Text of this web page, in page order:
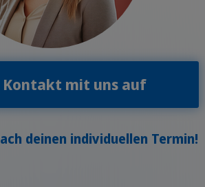
Kontakt mit uns auf
deinen individuellen Termin!